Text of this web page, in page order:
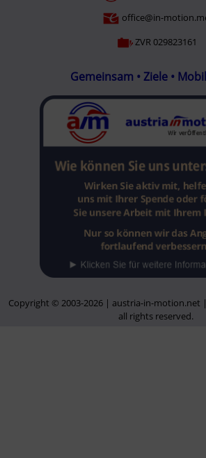
office@in-
ZVR 029823161
Gemeinsam • Ziele •
Copyright © 2003-2026 | austria-in-motion.net
all rights reserved.